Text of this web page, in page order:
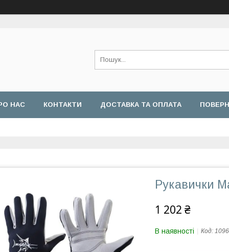
НАС КОНТАКТИ ДОСТАВКА ТА ОПЛАТА
Рукавички
1 202 ₴
В наявності Код: